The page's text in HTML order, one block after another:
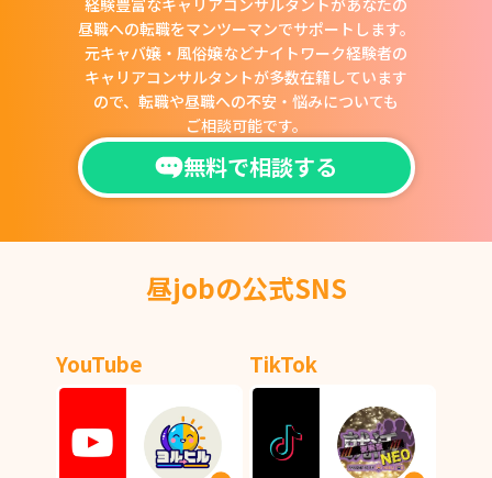
昼職への転職をマンツーマンでサポートします。
元キャバ嬢・風俗嬢などナイトワーク経験者の
キャリアコンサルタントが多数在籍しています
ので、 転職や昼職への不安・悩みについても
ご相談可能です。
無料で相談する
昼jobの公式SNS
YouTube TikTok